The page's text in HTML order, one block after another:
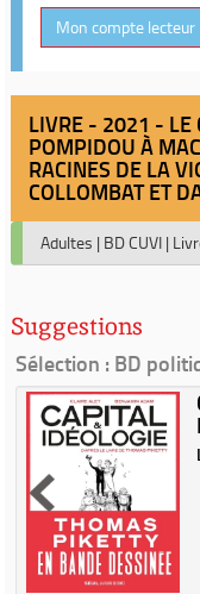
Mon compte lecteur
LIVRE - 2021 - LE
POMPIDOU À
RACINES DE LA
COLLOMBAT ET
Adultes | BD CUVI |
Suggestions
Sélection : BD